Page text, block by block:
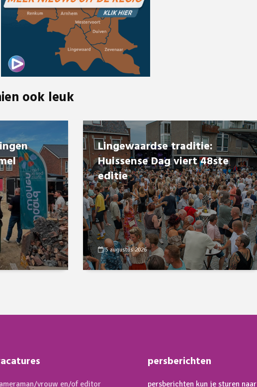
ook leuk
Lingewaardse traditie:
Huissense Dag viert 48ste
editie
5 augustus 2026
vrouw en/of editor
persberichten
persberichten kun je sturen naar